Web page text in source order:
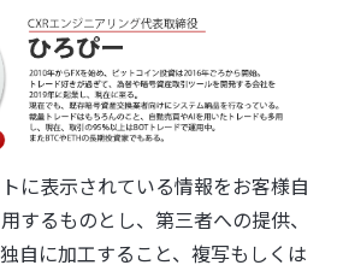
に表示されている情報をお客様自
するものとし、第三者への提供、
自に加工すること、複写もしくは